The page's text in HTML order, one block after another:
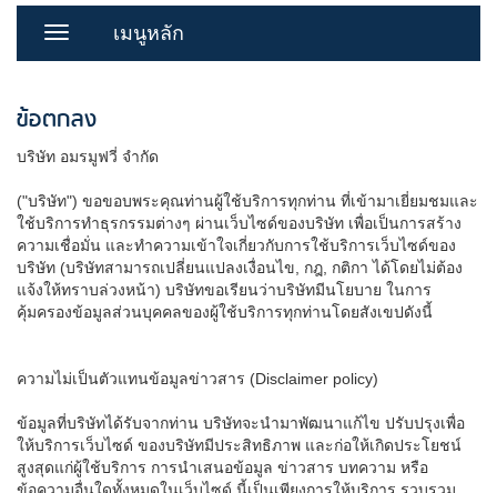
Toggle
เมนูหลัก
ข้อตกลง
บริษัท อมรมูฟวี่ จำกัด
("บริษัท") ขอขอบพระคุณท่านผู้ใช้บริการทุกท่าน ที่เข้ามาเยี่ยมชมและ
ใช้บริการทำธุรกรรมต่างๆ ผ่านเว็บไซด์ของบริษัท เพื่อเป็นการสร้าง
ความเชื่อมั่น และทำความเข้าใจเกี่ยวกับการใช้บริการเว็บไซด์ของ
บริษัท (บริษัทสามารถเปลี่ยนแปลงเงื่อนไข, กฎ, กติกา ได้โดยไม่ต้อง
แจ้งให้ทราบล่วงหน้า) บริษัทขอเรียนว่าบริษัทมีนโยบาย ในการ
คุ้มครองข้อมูลส่วนบุคคลของผู้ใช้บริการทุกท่านโดยสังเขปดังนี้
ความไม่เป็นตัวแทนข้อมูลข่าวสาร (Disclaimer policy)
ข้อมูลที่บริษัทได้รับจากท่าน บริษัทจะนำมาพัฒนาแก้ไข ปรับปรุงเพื่อ
ให้บริการเว็บไซด์ ของบริษัทมีประสิทธิภาพ และก่อให้เกิดประโยชน์
สูงสุดแก่ผู้ใช้บริการ การนำเสนอข้อมูล ข่าวสาร บทความ หรือ